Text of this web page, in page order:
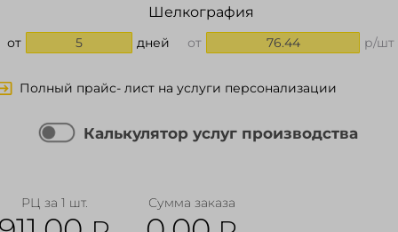
Шелкография
от 5 дней от 76.44 р/шт
Полный прайс- лист на услуги персонализации
Калькулятор услуг производства
РЦ за 1 шт. Сумма заказа